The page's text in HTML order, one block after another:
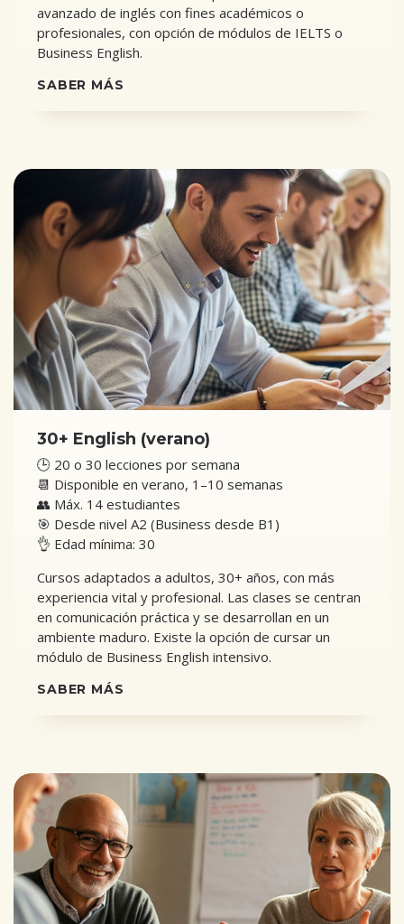
avanzado de inglés con fines académicos o
profesionales, con opción de módulos de IELTS o
Business English.
SABER MÁS
30+ English (verano)
🕒 20 o 30 lecciones por semana
📆 Disponible en verano, 1–10 semanas
👥 Máx. 14 estudiantes
🎯 Desde nivel A2 (Business desde B1)
👌 Edad mínima: 30
Cursos adaptados a adultos, 30+ años, con más
experiencia vital y profesional. Las clases se centran
en comunicación práctica y se desarrollan en un
ambiente maduro. Existe la opción de cursar un
módulo de Business English intensivo.
SABER MÁS